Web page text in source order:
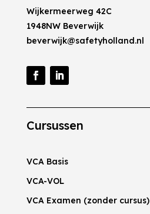
Wijkermeerweg 42C
1948NW Beverwijk
beverwijk@safetyholland.nl
Cursussen
VCA Basis
VCA-VOL
VCA Examen (zonder cursus)